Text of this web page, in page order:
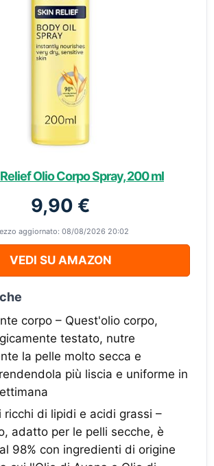
Olio Corpo Spray, 200 ml
9,90 €
aggiornato: 08/08/2026 20:02
VEDI SU AMAZON
corpo – Quest'olio corpo,
testato, nutre
la pelle molto secca e
più liscia e uniforme in
ricchi di lipidi e acidi grassi –
adatto per le pelli secche, è
98% con ingredienti di origine